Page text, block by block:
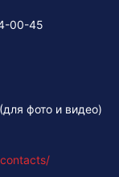
00-45
(для фото и видео)